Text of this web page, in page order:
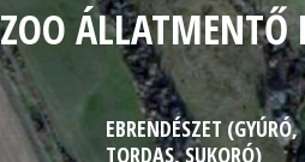
EBRENDÉSZET (GYÚRÓ,
TORDAS, SUKORÓ)